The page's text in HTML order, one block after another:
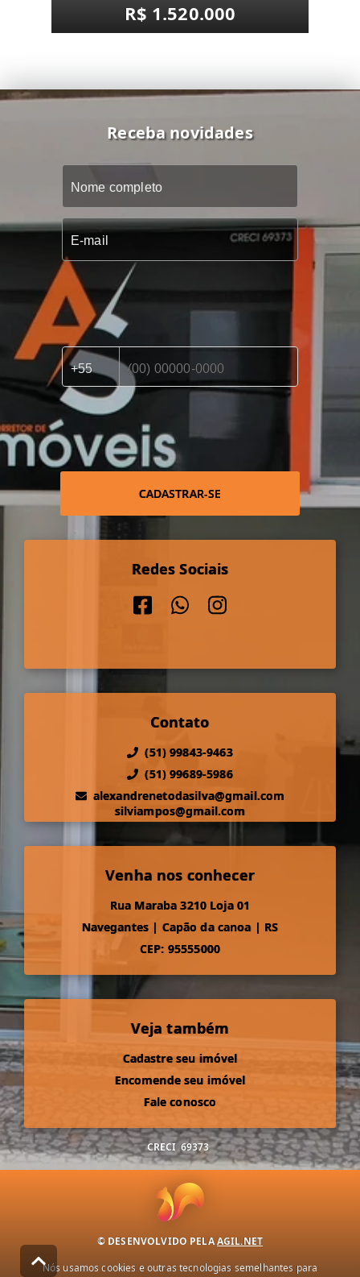
R$ 1.520.000
Receba novidades
CADASTRAR-SE
Redes Sociais
Contato
(51) 99843-9463
(51) 99689-5986
alexandrenetodasilva@gmail.com
silviampos@gmail.com
Venha nos conhecer
Rua Maraba 3210 Loja 01
Navegantes | Capão da canoa | RS
CEP: 95555000
Veja também
Cadastre seu imóvel
Encomende seu imóvel
Fale conosco
CRECI 69373
© DESENVOLVIDO PELAAGIL.NET
Nós usamos cookies e outras tecnologias semelhantes para